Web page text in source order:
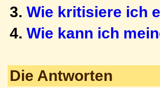
3. Wie kritisiere ich
4. Wie kann ich
Die Antworten